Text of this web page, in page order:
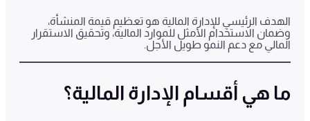
الهدف الرئيسي للإدارة المالية هو تعظيم قيمة المنشأة،
وضمان الاستخدام الأمثل للموارد المالية، وتحقيق الاستقرار
المالي مع دعم النمو طويل الأجل.
ما هي أقسام الإدارة المالية؟